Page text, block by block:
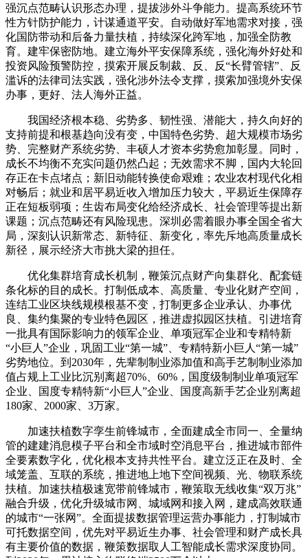
强沉点范畴认识形态办理，提拔涉外斗争能力。提高系统环节
性方针防护能力，计谋通道平安。自动做好军地需求对接，强
化国防带动和后备力量扶植，持续深化跨军地，加强全防教
育。建牢保密防地。建立海外平安保障系统，强化海外好处和
投资风险预警防控，摸索开展反制裁、反、反“长臂管辖”、反
滥诉的法律司法实践，强化涉外法令支撑，摸索加强境外安保
办事，更好、法人海外正益。
我国经济根本稳、劣势多、韧性强、潜能大，持久向好的
支持前提和根基趋向没有变，中国特色劣势、超大规模市场劣
势、完整财产系统劣势、丰硕人才资本劣势愈加彰显。同时，
成长不均衡不充实问题仍然凸起；无效需求不脚，国内大轮回
存正在卡点堵点；新旧动能转换使命艰难；农业农村现代化相
对畅后；就业和居平易近收入增加压力较大，平易近生保障存
正在短板弱项；生齿布局变化给经济成长、社会管理等提出新
课题；沉点范畴还有风险现患。深圳必需着眼办事全国全省大
局，深刻认识新常态、新特征、新变化，率先斥地高质量成长
新径，展示经济大市挑大梁的担任。
优化集群培育成长机制，鞭策沉点财产向集群化、配套链
条化标的目的成长。打制低成本、高质量、专业化财产空间，
连结工业区块线规模根基不变，打制更多企业承认、办事优
良、集约集聚的专业特色园区，推进虚拟园区扶植。引进培育
一批具有国际影响力的领军企业、单项冠军企业和专精特新
“小巨人”企业，巩固工业“第一城”、专精特新小巨人“第一城”
劣势地位。到2030年，先辈制制业添加值和高手艺制制业添加
值占规上工业比沉别离超70%、60%，国度级制制业单项冠军
企业、国度专精特新“小巨人”企业、国度高新手艺企业别离超
180家、2000家、3万家。
加速扶植数字孪生前锋城市，全面建成全市同一、全量纳
管的建建消息模子平台和全市域时空消息平台，推进城市部件
全要素数字化，优化根本支持共性平台。建立泛正在及时、全
域笼盖、互联的系统，推进地上地下空间视频、光、物联系统
扶植。加速扶植极速宽带前锋城市，鞭策取无线收集“双万兆”
融合升级，优化升级城市网、城域网和接入网，建成高效联通
的城市“一张网”。全面提拔数据管理运营办事能力，打制城市
可托数据空间，优先对平易近生办事、社会管理和财产成长具
有主要价值的数据，鞭策数据取人工智能成长需求深度协同。